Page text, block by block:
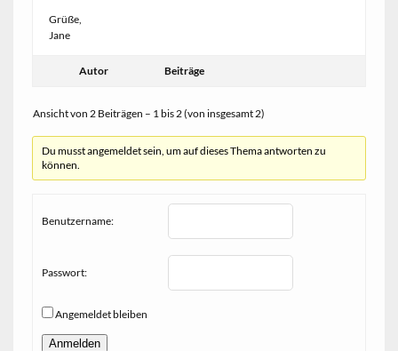
Grüße,
Jane
Autor Beiträge
Ansicht von 2 Beiträgen – 1 bis 2 (von insgesamt 2)
Du musst angemeldet sein, um auf dieses Thema antworten zu
können.
Benutzername:
Passwort:
Angemeldet bleiben
Anmelden